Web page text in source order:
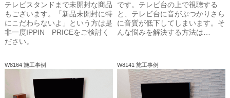
テレビスタンドまで未開封な商品
もございます。「新品未開封に特
にこだわらないよ」という方は是
非一度IPPIN PRICEをご検討く
ださい。
です。テレビ台の上で視聴する
と、テレビ台に音がぶつかりさら
に音質が低下してしまいます。そ
んな悩みを解決する方法は…
W8164 施工事例 W8141 施工事例